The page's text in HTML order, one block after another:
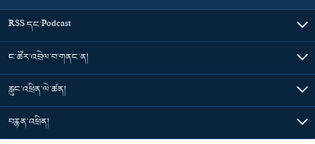
RSS དང་Podcast
ང་ཚོར་འབྲེལ་བ་གནང་ན།
རླུང་འཕྲིན་ལེ་ཚན།
བརྙན་འཕྲིན།